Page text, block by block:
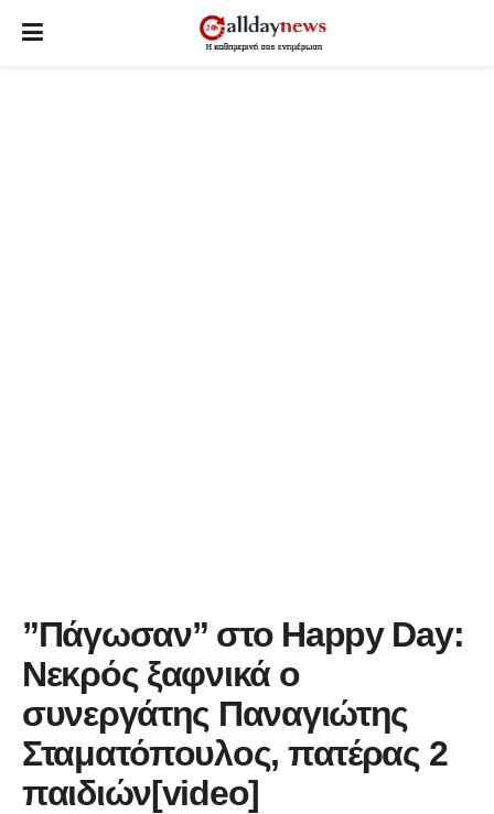
”Πάγωσαν” στο Happy Day:
Νεκρός ξαφνικά ο
συνεργάτης Παναγιώτης
Σταματόπουλος, πατέρας 2
παιδιών[video]